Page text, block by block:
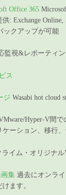
Office 365
: Exchange Online,
ックアップが可能
監視&レポーティ
ス
ジ Wasabi hot cloud
Hyper-V間
ーション、移行
ライム・オリジナル
画集 過去にオンラ
ます。